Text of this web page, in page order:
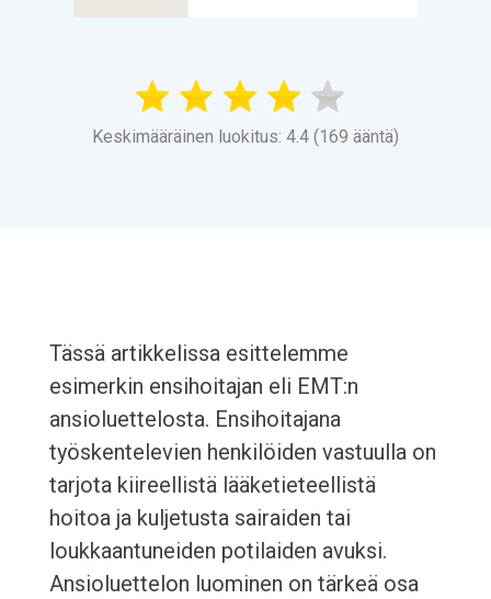
Keskimääräinen luokitus: 4.4 (169 ääntä)
Tässä artikkelissa esittelemme
esimerkin ensihoitajan eli EMT:n
ansioluettelosta. Ensihoitajana
työskentelevien henkilöiden vastuulla on
tarjota kiireellistä lääketieteellistä
hoitoa ja kuljetusta sairaiden tai
loukkaantuneiden potilaiden avuksi.
Ansioluettelon luominen on tärkeä osa